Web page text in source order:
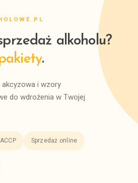
alkoholu?
.
akcyzowa i wzory
do wdrożenia w Twojej
Sprzedaż online